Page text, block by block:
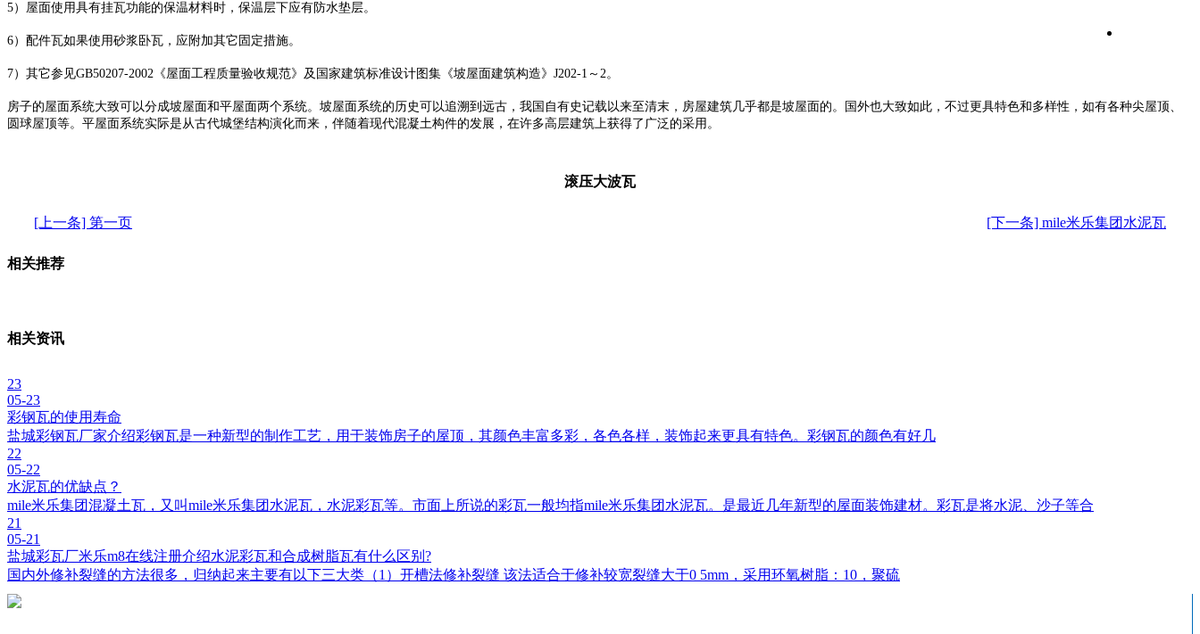
5）屋面使用具有挂瓦功能的保温材料时，保温层下应有防水垫层。
6）配件瓦如果使用砂浆卧瓦，应附加其它固定措施。
7）其它参见GB50207-2002《屋面工程质量验收规范》及国家建筑标准设计图集《坡屋面建筑构造》J202-1～2。
房子的屋面系统大致可以分成坡屋面和平屋面两个系统。坡屋面系统的历史可以追溯到远古，我国自有史记载以来至清末，房屋建筑几乎都是坡屋面的。国外也大致如此，不过更具特色和多样性，如有各种尖屋顶、
圆球屋顶等。平屋面系统实际是从古代城堡结构演化而来，伴随着现代混凝土构件的发展，在许多高层建筑上获得了广泛的采用。
滚压大波瓦
[上一条] 第一页 [下一条] mile米乐集团水泥瓦
相关推荐
相关资讯
23
05-23
彩钢瓦的使用寿命
盐城彩钢瓦厂家介绍彩钢瓦是一种新型的制作工艺，用于装饰房子的屋顶，其颜色丰富多彩，各色各样，装饰起来更具有特色。彩钢瓦的颜色有好几
22
05-22
水泥瓦的优缺点？
mile米乐集团混凝土瓦，又叫mile米乐集团水泥瓦，水泥彩瓦等。市面上所说的彩瓦一般均指mile米乐集团水泥瓦。是最近几年新型的屋面装饰建材。彩瓦是将水泥、沙子等合
21
05-21
盐城彩瓦厂米乐m8在线注册介绍水泥彩瓦和合成树脂瓦有什么区别?
国内外修补裂缝的方法很多，归纳起来主要有以下三大类（1）开槽法修补裂缝 该法适合于修补较宽裂缝大于0 5mm，采用环氧树脂：10，聚硫